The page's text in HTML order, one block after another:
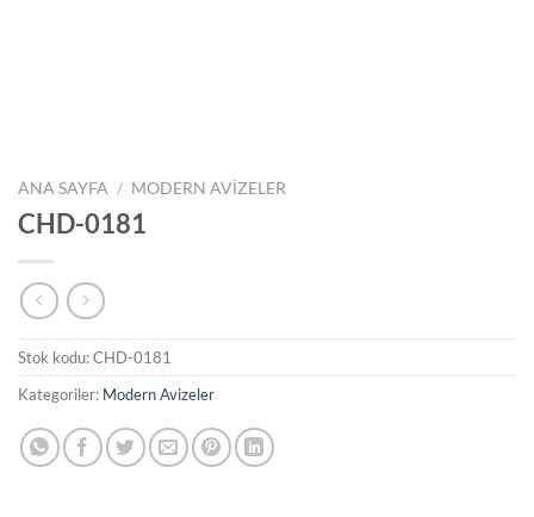
ANA SAYFA / MODERN AVIZELER
CHD-0181
Stok kodu:CHD-0181
Kategoriler: Modern Avizeler